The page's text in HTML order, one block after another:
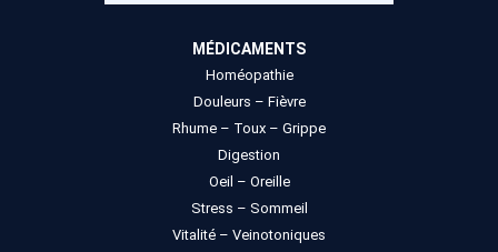
MÉDICAMENTS
Homéopathie
Douleurs – Fièvre
Rhume – Toux – Grippe
Digestion
Oeil – Oreille
Stress – Sommeil
Vitalité – Veinotoniques